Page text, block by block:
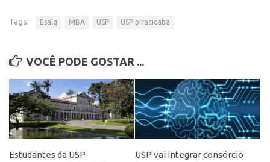
Buscar Anterioridade
Como solicitar
Portal do Inventor
VPI – Vocação para Inovação
Tags: Esalq MBA USP USP piracicaba
VOCÊ PODE GOSTAR ...
Estudantes da USP
USP vai integrar consórcio